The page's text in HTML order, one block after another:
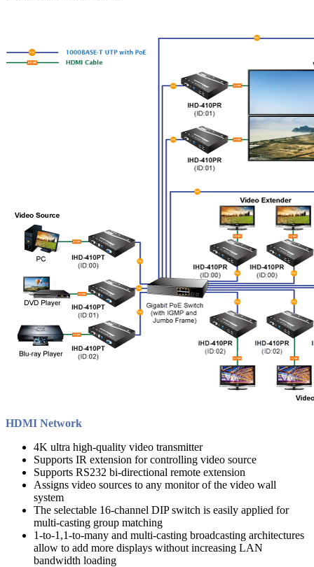
HDMI Network
4K ultra high-quality video transmitter
Supports IR extension for controlling video source
Supports RS232 bi-directional remote extension
Assigns video sources to any monitor of the video wall
system
The selectable 16-channel DIP switch is easily applied for
multi-casting group matching
1-to-1,1-to-many and multi-casting broadcasting architectures
allow to add more displays without increasing LAN
bandwidth loading